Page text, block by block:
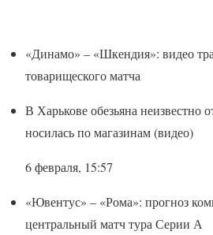
«Динамо» – «Шкендия»: видео
товарищеского матча
В Харькове обезьяна неизвестно
носилась по магазинам (видео)
6 февраля, 15:57
«Ювентус» – «Рома»: прогноз
центральный матч тура Серии А